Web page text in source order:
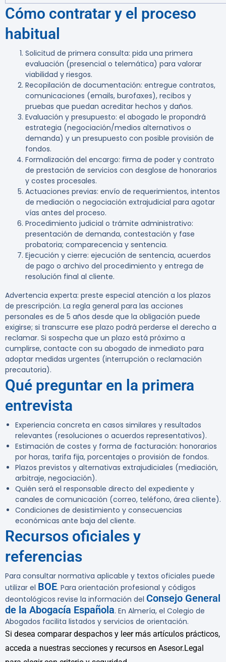
Cómo contratar y el proceso
habitual
Solicitud de primera consulta: pida una primera
evaluación (presencial o telemática) para valorar
viabilidad y riesgos.
Recopilación de documentación: entregue contratos,
comunicaciones (emails, burofaxes), recibos y
pruebas que puedan acreditar hechos y daños.
Evaluación y presupuesto: el abogado le propondrá
estrategia (negociación/medios alternativos o
demanda) y un presupuesto con posible provisión de
fondos.
Formalización del encargo: firma de poder y contrato
de prestación de servicios con desglose de honorarios
y costes procesales.
Actuaciones previas: envío de requerimientos, intentos
de mediación o negociación extrajudicial para agotar
vías antes del proceso.
Procedimiento judicial o trámite administrativo:
presentación de demanda, contestación y fase
probatoria; comparecencia y sentencia.
Ejecución y cierre: ejecución de sentencia, acuerdos
de pago o archivo del procedimiento y entrega de
resolución final al cliente.
Advertencia experta: preste especial atención a los plazos
de prescripción. La regla general para las acciones
personales es de 5 años desde que la obligación puede
exigirse; si transcurre ese plazo podrá perderse el derecho a
reclamar. Si sospecha que un plazo está próximo a
cumplirse, contacte con su abogado de inmediato para
adoptar medidas urgentes (interrupción o reclamación
precautoria).
Qué preguntar en la primera
entrevista
Experiencia concreta en casos similares y resultados
relevantes (resoluciones o acuerdos representativos).
Estimación de costes y forma de facturación: honorarios
por horas, tarifa fija, porcentajes o provisión de fondos.
Plazos previstos y alternativas extrajudiciales (mediación,
arbitraje, negociación).
Quién será el responsable directo del expediente y
canales de comunicación (correo, teléfono, área cliente).
Condiciones de desistimiento y consecuencias
económicas ante baja del cliente.
Recursos oficiales y
referencias
Para consultar normativa aplicable y textos oficiales puede
utilizar el BOE. Para orientación profesional y códigos
deontológicos revise la información del Consejo General
de la Abogacía Española. En Almería, el Colegio de
Abogados facilita listados y servicios de orientación.
Si desea comparar despachos y leer más artículos prácticos,
acceda a nuestras secciones y recursos en Asesor.Legal